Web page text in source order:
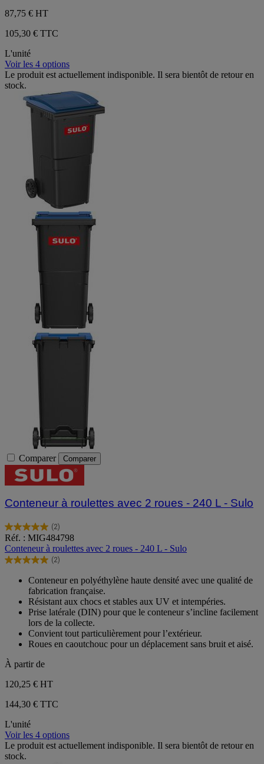
87,75 € HT
105,30 € TTC
L'unité
Voir les 4 options
Le produit est actuellement indisponible. Il sera bientôt de retour en
stock.
Comparer Comparer
Conteneur à roulettes avec 2 roues - 240 L - Sulo
(2)
5.0
sur
5
étoiles.
avis
Réf. : MIG484798
Conteneur à roulettes avec 2 roues - 240 L - Sulo
(2)
5.0
étoiles.
avis
Conteneur en polyéthylène haute densité avec une qualité de
fabrication française.
Résistant aux chocs et stables aux UV et intempéries.
Prise latérale (DIN) pour que le conteneur s’incline facilement
lors de la collecte.
Convient tout particulièrement pour l’extérieur.
Roues en caoutchouc pour un déplacement sans bruit et aisé.
À partir de
120,25 € HT
144,30 € TTC
L'unité
Voir les 4 options
Le produit est actuellement indisponible. Il sera bientôt de retour en
stock.